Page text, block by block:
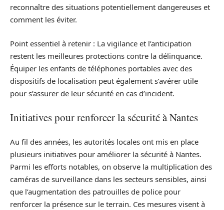
reconnaître des situations potentiellement dangereuses et
comment les éviter.
Point essentiel à retenir : La vigilance et l’anticipation
restent les meilleures protections contre la délinquance.
Équiper les enfants de téléphones portables avec des
dispositifs de localisation peut également s’avérer utile
pour s’assurer de leur sécurité en cas d’incident.
Initiatives pour renforcer la sécurité à Nantes
Au fil des années, les autorités locales ont mis en place
plusieurs initiatives pour améliorer la sécurité à Nantes.
Parmi les efforts notables, on observe la multiplication des
caméras de surveillance dans les secteurs sensibles, ainsi
que l’augmentation des patrouilles de police pour
renforcer la présence sur le terrain. Ces mesures visent à